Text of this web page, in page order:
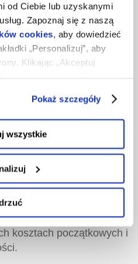
od Ciebie lub uzyskanymi
Zapoznaj się z naszą
cookies , aby dowiedzieć
„Personalizuj”, aby
Klikając „Akceptuj
tylko niezbędnych plików
Pokaż szczegóły
wszystkie
wdrożenia landing
hostingiem i
sklep e-commerce.
i skalowalności
nad kodem i
kosztach początkowych i